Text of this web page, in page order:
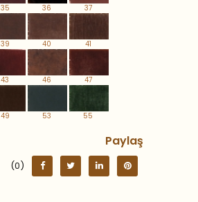
35 36 37
39 40 41
43 46 47
49 53 55
Paylaş
(0)